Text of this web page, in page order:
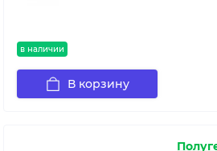
в наличии
В корзину